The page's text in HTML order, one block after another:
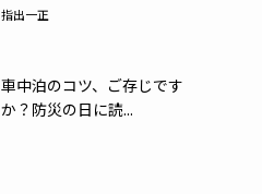
指出一正
車中泊のコツ、ご存じです
か？防災の日に読...